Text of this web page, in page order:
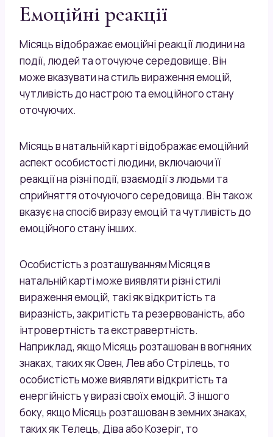
Емоційні реакції
Місяць відображає емоційні реакції людини на
події, людей та оточуюче середовище. Він
може вказувати на стиль вираження емоцій,
чутливість до настрою та емоційного стану
оточуючих.
Місяць в натальній карті відображає емоційний
аспект особистості людини, включаючи її
реакції на різні події, взаємодії з людьми та
сприйняття оточуючого середовища. Він також
вказує на спосіб виразу емоцій та чутливість до
емоційного стану інших.
Особистість з розташуванням Місяця в
натальній карті може виявляти різні стилі
вираження емоцій, такі як відкритість та
виразність, закритість та резервованість, або
інтровертність та екстравертність.
Наприклад, якщо Місяць розташован в вогняних
знаках, таких як Овен, Лев або Стрілець, то
особистість може виявляти відкритість та
енергійність у виразі своїх емоцій. З іншого
боку, якщо Місяць розташован в земних знаках,
таких як Телець, Діва або Козеріг, то